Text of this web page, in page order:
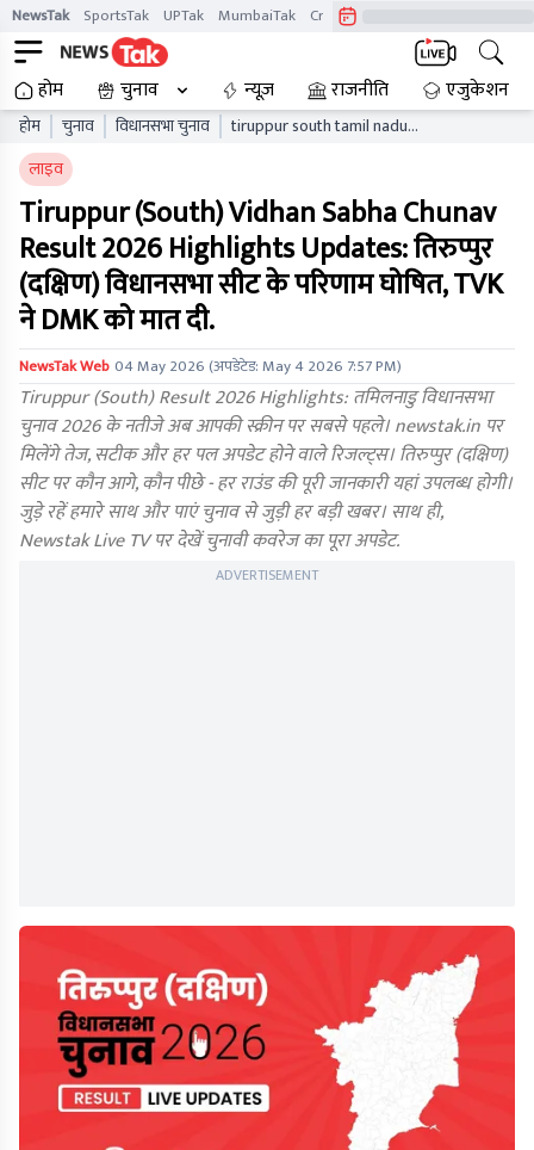
NewsTak SportsTak UPTak MumbaiTak CrimeTak
होम चुनाव न्यूज़ राजनीति एजुकेशन
होम चुनाव विधानसभा चुनाव
tiruppur south tamil nadu
लाइव
Tiruppur (South) Vidhan Sabha Chunav
Result 2026 Highlights Updates: तिरुप्पुर
(दक्षिण) विधानसभा सीट के परिणाम घोषित, TVK
ने DMK को मात दी.
NewsTak Web04 May 2026(अपडेटेड:May 4 2026 7:57 PM)
Tiruppur (South) Result 2026 Highlights: तमिलनाडु विधानसभा
चुनाव 2026 के नतीजे अब आपकी स्क्रीन पर सबसे पहले। newstak.in पर
मिलेंगे तेज, सटीक और हर पल अपडेट होने वाले रिजल्ट्स। तिरुप्पुर (दक्षिण)
सीट पर कौन आगे, कौन पीछे - हर राउंड की पूरी जानकारी यहां उपलब्ध होगी।
जुड़े रहें हमारे साथ और पाएं चुनाव से जुड़ी हर बड़ी खबर। साथ ही,
Newstak Live TV पर देखें चुनावी कवरेज का पूरा अपडेट.
ADVERTISEMENT